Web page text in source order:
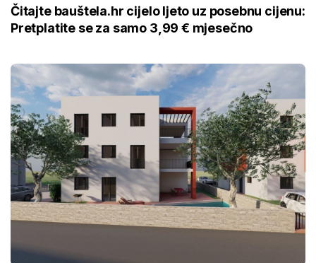
Čitajte bauštela.hr cijelo ljeto uz posebnu cijenu:
Pretplatite se za samo 3,99 € mjesečno